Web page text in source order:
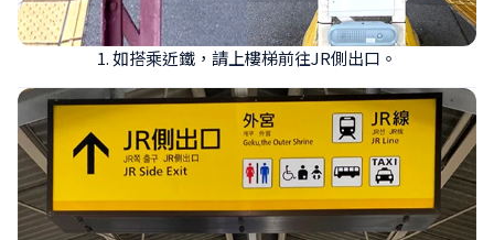
1. 如搭乘近鐵，請上樓梯前往JR側出口。